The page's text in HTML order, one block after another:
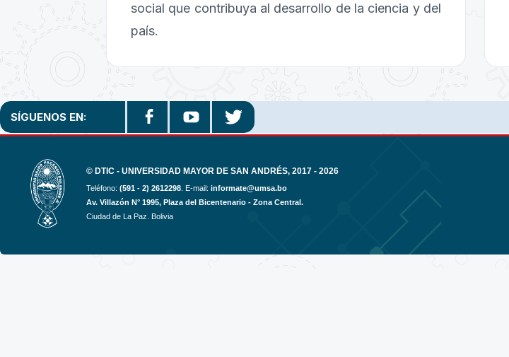
social que contribuya al desarrollo de la ciencia y del
país.
SÍGUENOS EN:
© DTIC - UNIVERSIDAD MAYOR DE SAN ANDRÉS, 2017 - 2026
Teléfono: (591 - 2) 2612298 . E-mail: informate@umsa.bo
Av. Villazón N° 1995, Plaza del Bicentenario - Zona Central.
Ciudad de La Paz. Bolivia